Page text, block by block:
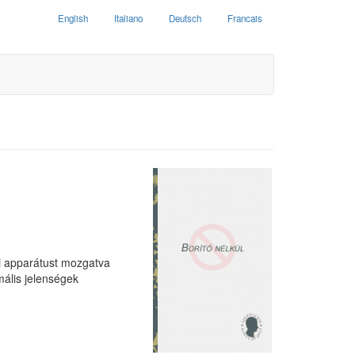
English Italiano Deutsch Francais
mozgatva
jelenségek